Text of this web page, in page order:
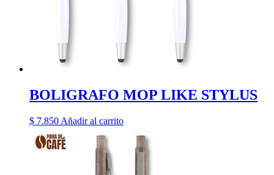
BOLIGRAFO MOP LIKE STYLUS
$ 7.850 Añadir al carrito